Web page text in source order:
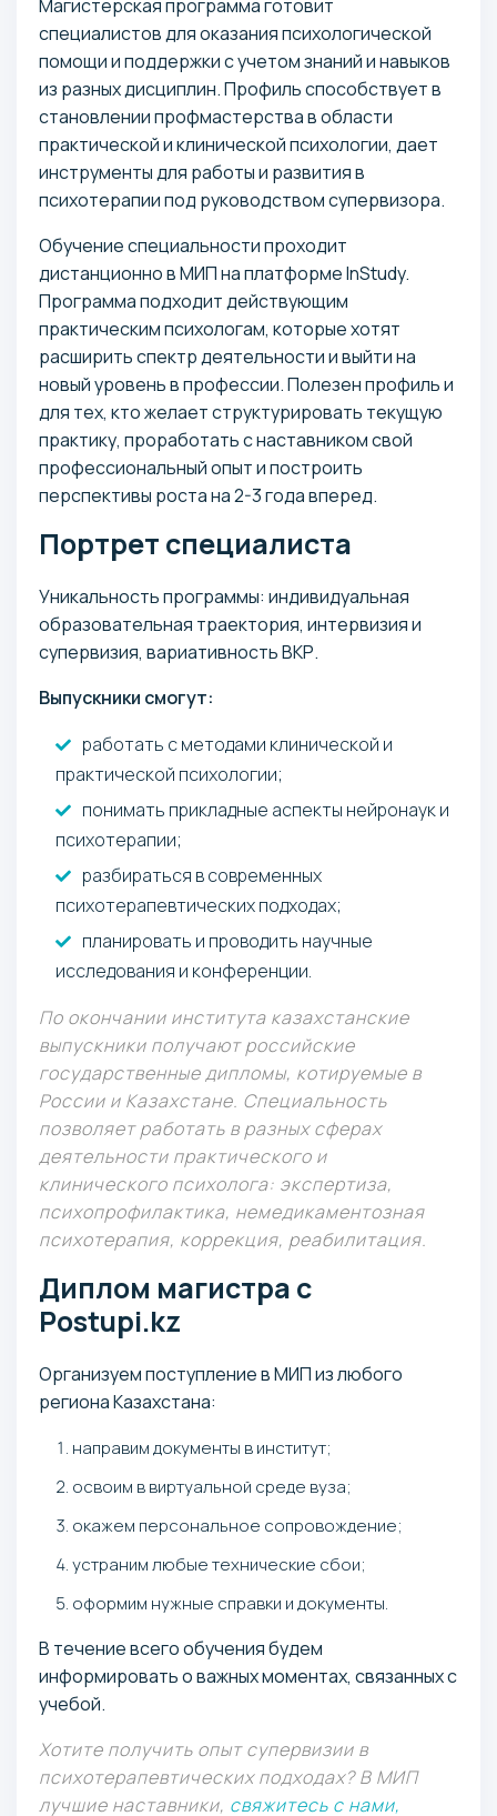
Магистерская программа готовит
специалистов для оказания психологической
помощи и поддержки с учетом знаний и навыков
из разных дисциплин. Профиль способствует в
становлении профмастерства в области
практической и клинической психологии, дает
инструменты для работы и развития в
психотерапии под руководством супервизора.
Обучение специальности проходит
дистанционно в МИП на платформе InStudy.
Программа подходит действующим
практическим психологам, которые хотят
расширить спектр деятельности и выйти на
новый уровень в профессии. Полезен профиль и
для тех, кто желает структурировать текущую
практику, проработать с наставником свой
профессиональный опыт и построить
перспективы роста на 2-3 года вперед.
Портрет специалиста
Уникальность программы: индивидуальная
образовательная траектория, интервизия и
супервизия, вариативность ВКР.
Выпускники смогут:
работать с методами клинической и
практической психологии;
понимать прикладные аспекты нейронаук и
психотерапии;
разбираться в современных
психотерапевтических подходах;
планировать и проводить научные
исследования и конференции.
По окончании института казахстанские
выпускники получают российские
государственные дипломы, котируемые в
России и Казахстане. Специальность
позволяет работать в разных сферах
деятельности практического и
клинического психолога: экспертиза,
психопрофилактика, немедикаментозная
психотерапия, коррекция, реабилитация.
Диплом магистра с
Postupi.kz
Организуем поступление в МИП из любого
региона Казахстана:
направим документы в институт;
освоим в виртуальной среде вуза;
окажем персональное сопровождение;
устраним любые технические сбои;
оформим нужные справки и документы.
В течение всего обучения будем
информировать о важных моментах, связанных с
учебой.
Хотите получить опыт супервизии в
психотерапевтических подходах? В МИП
лучшие наставники, свяжитесь с нами,